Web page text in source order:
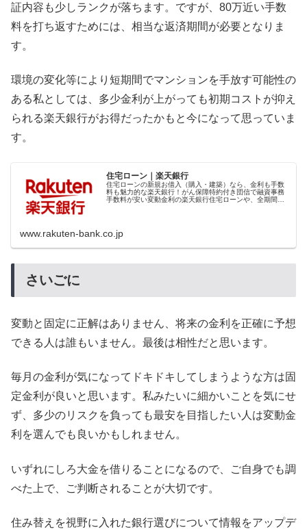
証内容も少しランクが落ちます。ですが、80万近い手数
料を打ち返すためには、相当な返済期間が必要となりま
す。
環境の変化等により短期間でマンションを手放す可能性の
ある私としては、多少金利が上がっても初期コストが抑え
られる楽天銀行がお得だったかもと今になって思っていま
す。
住宅ローン｜楽天銀行
住宅ローンの新規お借入（購入・建築）なら、金利も手数
料も魅力的な楽天銀行！がん保障特約付き団信で融資事務
手数料が安い変動金利の楽天銀行住宅ローンや、全期間固
www.rakuten-bank.co.jp
さいごに
変動と固定に正解はありません、将来の金利を正確に予想
できる人は誰もいません。最後は相性だと思います。
毎月の金利が気になってドキドキしてしまうような方は固
定金利が良いと思います。私みたいに細かいことを気にせ
ず、多少のリスクを負っても最安を目指したい人は変動金
利を選んでも良いかもしれません。
いずれにしろ大金を借りることになるので、ご自身でも調
べた上で、ご判断されることが大切です。
住み替えを視野に入れた銀行選びについて情報をアップデ